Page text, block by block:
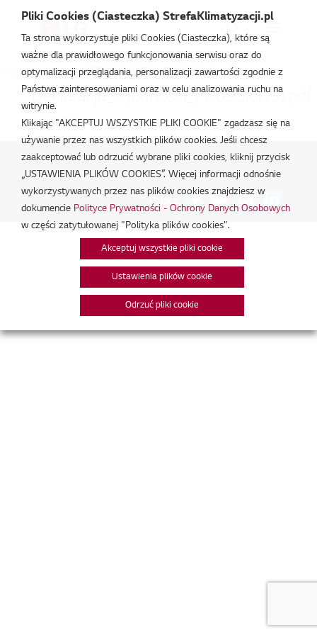
Strefa Klimatyzacji /S3NM09JA2DA / PC09SK.NSJ
Deklaracja_zgodnosci_PC09SK.NSJ.pdf
lut 18, 2026
Polityka Prywatności - Ochrona danych osobowych.|
Zarządzaj zgodami na pliki cookie
Połącz:
Pliki Cookies (Ciasteczka) StrefaKlimatyzacji.pl
Ta strona wykorzystuje pliki Cookies (Ciasteczka), które są
ważne dla prawidłowego funkcjonowania serwisu oraz do
optymalizacji przeglądania, personalizacji zawartości zgodnie z
Państwa zainteresowaniami oraz w celu analizowania ruchu na
witrynie.
Klikając "AKCEPTUJ WSZYSTKIE PLIKI COOKIE" zgadzasz się na
używanie przez nas wszystkich plików cookies. Jeśli chcesz
zaakceptować lub odrzucić wybrane pliki cookies, kliknij przycisk
„USTAWIENIA PLIKÓW COOKIES”. Więcej informacji odnośnie
wykorzystywanych przez nas plików cookies znajdziesz w
dokumencie Polityce Prywatności - Ochrony Danych Osobowych
w części zatytułowanej "Polityka plików cookies".
Akceptuj wszystkie pliki cookie
Ustawienia plików cookie
Odrzuć pliki cookie